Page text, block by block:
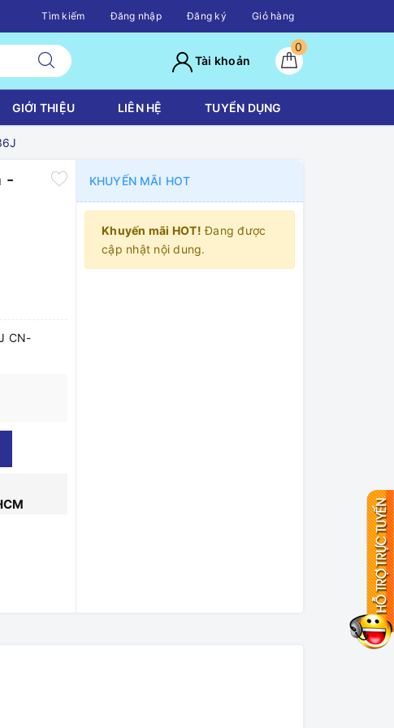
Tìm kiếm Đăng nhập Đăng ký Giỏ hàng
0
Tài khoản
GIỚI THIỆU LIÊN HỆ TUYỂN DỤNG
-
CN-
KHUYẾN MÃI HOT
Khuyến mãi HOT! Đang được
cập nhật nội dung.